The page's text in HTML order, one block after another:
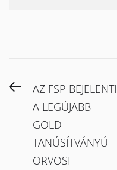
Bejegyzés
navigáció
PreviousAZ FSP BEJELENTI
A LEGÚJABB
GOLD
TANÚSÍTVÁNYÚ
ORVOSI